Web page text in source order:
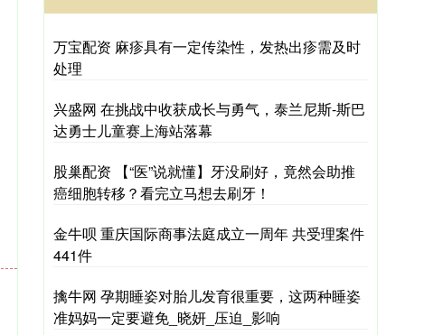
万宝配资 麻疹具有一定传染性，发热出疹需及时
处理
兴盛网 在挑战中收获成长与勇气，泰兰尼斯-斯巴
达勇士儿童赛上海站落幕
股巢配资 【“医”说就懂】牙没刷好，竟然会助推
癌细胞转移？看完立马想去刷牙！
金牛呗 重庆国际商事法庭成立一周年 共受理案件
441件
擒牛网 孕期睡姿对胎儿发育很重要，这两种睡姿
准妈妈一定要避免_晓妍_压迫_影响